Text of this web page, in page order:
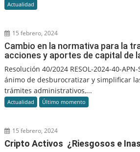
Actualidad
15 febrero, 2024
Cambio en la normativa para la
acciones y aportes de capital de
Resolución 40/2024 RESOL-2024-40-
ánimo de desburocratizar y simplificar
trámites administrativos,...
Actualidad Último momento
15 febrero, 2024
Cripto Activos ¿Riesgosos e